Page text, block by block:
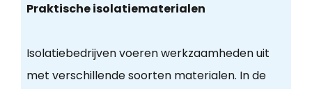
Praktische isolatiematerialen
Isolatiebedrijven voeren werkzaamheden uit
met verschillende soorten materialen. In de